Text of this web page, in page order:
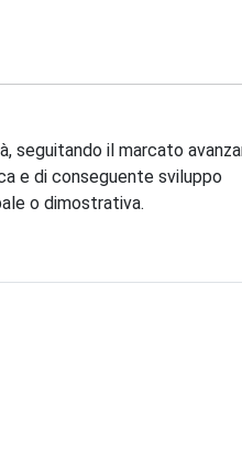
seguitando il marcato
e di conseguente sviluppo
o dimostrativa.